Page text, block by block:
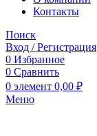
Контакты
Поиск
Вход / Регистрация
0 Избранное
0 Сравнить
0 элемент 0,00 ₽
Меню